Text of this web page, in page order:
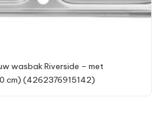
wasbak Riverside – met
cm) (4262376915142)